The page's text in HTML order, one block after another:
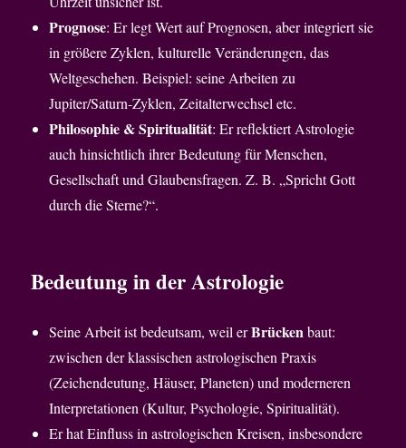
Prognose: Er legt Wert auf Prognosen, aber integriert sie
in größere Zyklen, kulturelle Veränderungen, das
Weltgeschehen. Beispiel: seine Arbeiten zu
Jupiter/Saturn-Zyklen, Zeitalterwechsel etc.
Philosophie & Spiritualität: Er reflektiert Astrologie
auch hinsichtlich ihrer Bedeutung für Menschen,
Gesellschaft und Glaubensfragen. Z. B. „Spricht Gott
durch die Sterne?“.
Bedeutung in der Astrologie
Seine Arbeit ist bedeutsam, weil erBrückenbaut:
zwischen der klassischen astrologischen Praxis
(Zeichendeutung, Häuser, Planeten) und moderneren
Interpretationen (Kultur, Psychologie, Spiritualität).
Er hat Einfluss in astrologischen Kreisen, insbesondere